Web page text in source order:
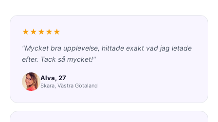
★★★★★
"Mycket bra upplevelse, hittade exakt vad jag letade
efter. Tack så mycket!"
Alva, 27
Skara, Västra Götaland